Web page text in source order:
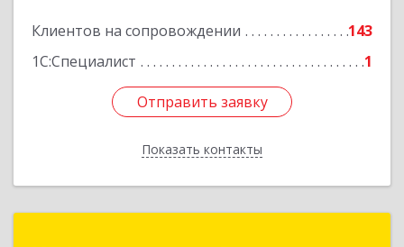
Клиентов на сопровождении
143
1С:Специалист
1
Отправить заявку
Показать контакты
Отправить заявку
Назад